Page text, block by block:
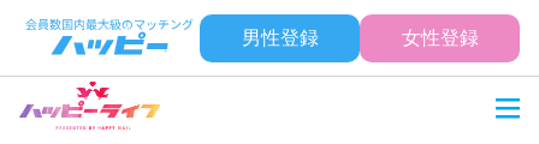
男性登録 女性登録